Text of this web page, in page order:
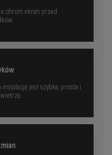
chroni ekran przed
jest szybka, prosta i